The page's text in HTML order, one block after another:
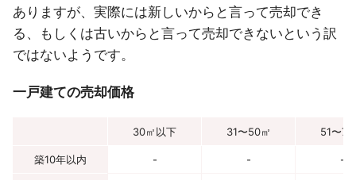
ありますが、実際には新しいからと言って売却でき
る、もしくは古いからと言って売却できないという訳
ではないようです。
一戸建ての売却価格
30㎡以下 31〜50㎡ 51〜70
築10年以内 - - -